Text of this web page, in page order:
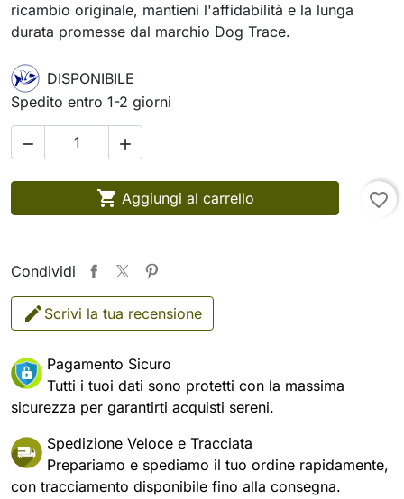
ricambio originale, mantieni l'affidabilità e la lunga
durata promesse dal marchio Dog Trace.
DISPONIBILE
Spedito entro 1-2 giorni
 
 Aggiungi al carrello favorite_border
Condividi
Scrivi la tua recensione
Pagamento Sicuro
Tutti i tuoi dati sono protetti con la massima
sicurezza per garantirti acquisti sereni.
Spedizione Veloce e Tracciata
Prepariamo e spediamo il tuo ordine rapidamente,
con tracciamento disponibile fino alla consegna.